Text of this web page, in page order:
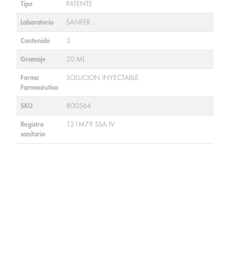
Tipo PATENTE
Laboratorio SANFER
Contenido 3
Gramaje 20 ML
Forma
Farmacéutica
SOLUCION INYECTABLE
SKU 800564
Registro
sanitario
121M79 SSA IV